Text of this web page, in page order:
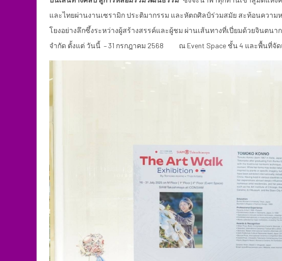
และไทยผ่านงานเซรามิก ประติมากรรม และหัตถศิลป์ร่วมสมัย สะท้อนควา
โยงอย่างลึกซึ้งระหว่างผู้สร้างสรรค์และผู้ชม ผ่านเส้นทางที่เปี่ยมด้วยจินตน
จำกัด ตั้งแต่ วันนี้ – 31 กรกฎาคม 2568 ณ Event Space ชั้น 4 และพื้นที่จั